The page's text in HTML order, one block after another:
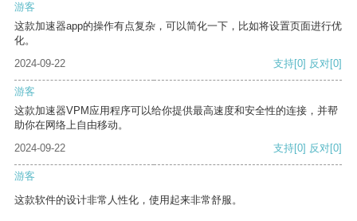
游客
这款加速器app的操作有点复杂，可以简化一下，比如将设置页面进行优
化。
2024-09-22
支持[0] 反对[0]
游客
这款加速器VPM应用程序可以给你提供最高速度和安全性的连接，并帮
助你在网络上自由移动。
2024-09-22
支持[0] 反对[0]
游客
这款软件的设计非常人性化，使用起来非常舒服。